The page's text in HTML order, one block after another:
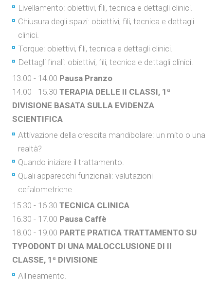
Livellamento: obiettivi, fili, tecnica e dettagli clinici.
Chiusura degli spazi: obiettivi, fili, tecnica e dettagli
clinici.
Torque: obiettivi, fili, tecnica e dettagli clinici.
Dettagli finali: obiettivi, fili, tecnica e dettagli clinici.
13.00 - 14.00 Pausa Pranzo
14.00 - 15.30 TERAPIA DELLE II CLASSI, 1ª
DIVISIONE BASATA SULLA EVIDENZA
SCIENTIFICA
Attivazione della crescita mandibolare: un mito o una
realtà?
Quando iniziare il trattamento.
Quali apparecchi funzionali: valutazioni
cefalometriche.
15.30 - 16.30 TECNICA CLINICA
16.30 - 17.00 Pausa Caffè
18.00 - 19.00 PARTE PRATICA TRATTAMENTO SU
TYPODONT DI UNA MALOCCLUSIONE DI II
CLASSE, 1ª DIVISIONE
Allineamento.